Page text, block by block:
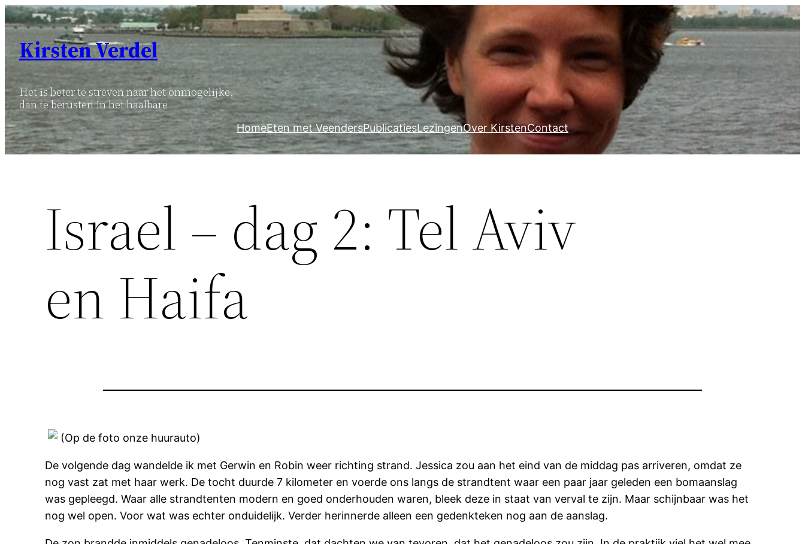
Ga
naar
inhoud
Kirsten Verdel
Het is beter te streven naar het onmogelijke,
dan te berusten in het haalbare
HomeEten met VeendersPublicatiesLezingenOver KirstenContact
Israel – dag 2: Tel Aviv
en Haifa
(Op de foto onze huurauto)
De volgende dag wandelde ik met Gerwin en Robin weer richting strand. Jessica zou aan het eind van de middag pas arriveren, omdat ze
nog vast zat met haar werk. De tocht duurde 7 kilometer en voerde ons langs de strandtent waar een paar jaar geleden een bomaanslag
was gepleegd. Waar alle strandtenten modern en goed onderhouden waren, bleek deze in staat van verval te zijn. Maar schijnbaar was het
nog wel open. Voor wat was echter onduidelijk. Verder herinnerde alleen een gedenkteken nog aan de aanslag.